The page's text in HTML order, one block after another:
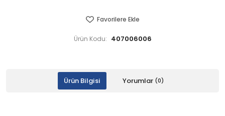
Favorilere Ekle
Ürün Kodu: 407006006
Ürün Bilgisi Yorumlar (0)